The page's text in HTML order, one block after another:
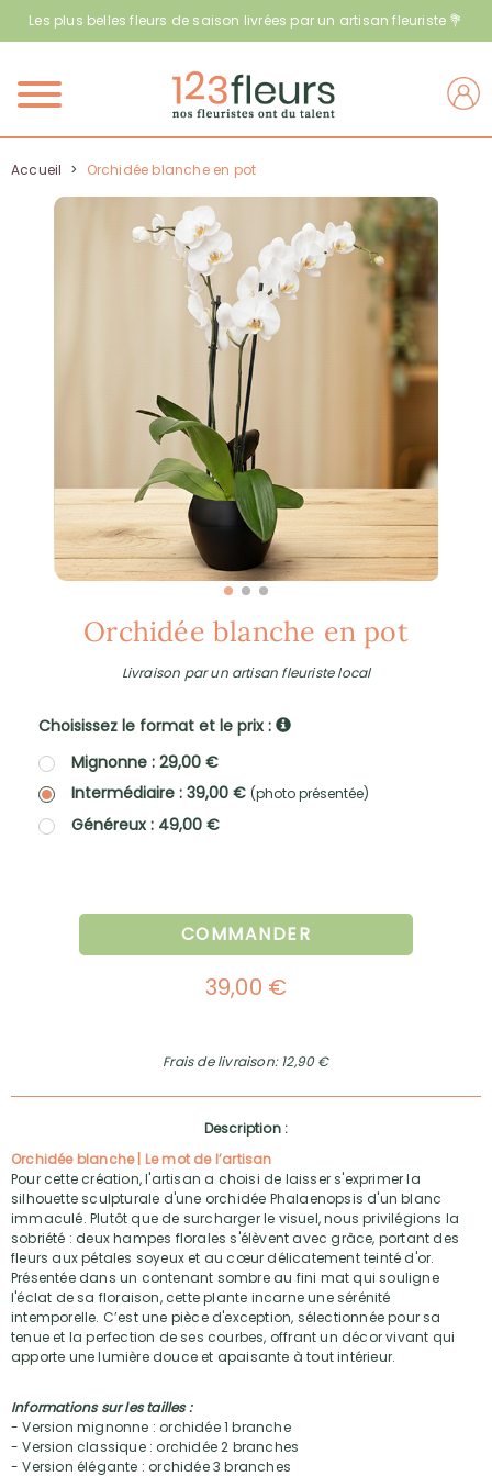
Les plus belles fleurs de saison livrées par un artisan fleuriste 💐
Menu
Accueil > Orchidée blanche en pot
Orchidée blanche en pot
Livraison par un artisan fleuriste local
Choisissez le format et le prix :
Mignonne : 29,00 €
Intermédiaire : 39,00 € (photo présentée)
Généreux : 49,00 €
COMMANDER
39,00 €
Frais de livraison: 12,90 €
Description :
Orchidée blanche | Le mot de l’artisan
Pour cette création, l'artisan a choisi de laisser s'exprimer la
silhouette sculpturale d'une orchidée Phalaenopsis d'un blanc
immaculé. Plutôt que de surcharger le visuel, nous privilégions la
sobriété : deux hampes florales s'élèvent avec grâce, portant des
fleurs aux pétales soyeux et au cœur délicatement teinté d'or.
Présentée dans un contenant sombre au fini mat qui souligne
l'éclat de sa floraison, cette plante incarne une sérénité
intemporelle. C’est une pièce d'exception, sélectionnée pour sa
tenue et la perfection de ses courbes, offrant un décor vivant qui
apporte une lumière douce et apaisante à tout intérieur.
Informations sur les tailles :
- Version mignonne : orchidée 1 branche
- Version classique : orchidée 2 branches
- Version élégante : orchidée 3 branches